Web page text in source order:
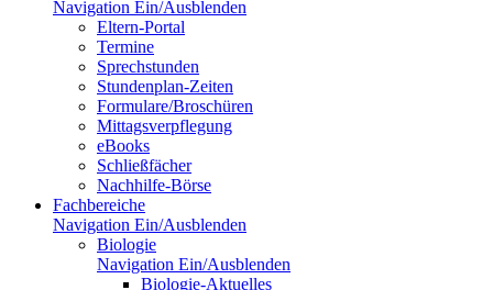
Navigation Ein/Ausblenden
Eltern-Portal
Termine
Sprechstunden
Stundenplan-Zeiten
Formulare/Broschüren
Mittagsverpflegung
eBooks
Schließfächer
Nachhilfe-Börse
Fachbereiche
Navigation Ein/Ausblenden
Biologie
Navigation Ein/Ausblenden
Biologie-Aktuelles